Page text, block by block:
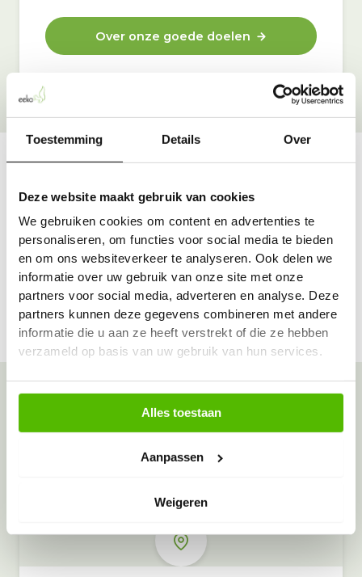
Toestemming Details Over
Deze website maakt gebruik van cookies
We gebruiken cookies om content en advertenties te
personaliseren, om functies voor social media te bieden
en om ons websiteverkeer te analyseren. Ook delen we
informatie over uw gebruik van onze site met onze
partners voor social media, adverteren en analyse. Deze
partners kunnen deze gegevens combineren met andere
informatie die u aan ze heeft verstrekt of die ze hebben
verzameld op basis van uw gebruik van hun services.
Alles toestaan
Aanpassen
Weigeren
Over onze goede doelen
Vraag & antwoord
De meest voorkomende vragen over onze dienst vind
je hier.
Bekijk alle antwoorden
Meer inzamelpunten in de buurt
inzamelpunten in het hele land,
ook in jouw buurt.